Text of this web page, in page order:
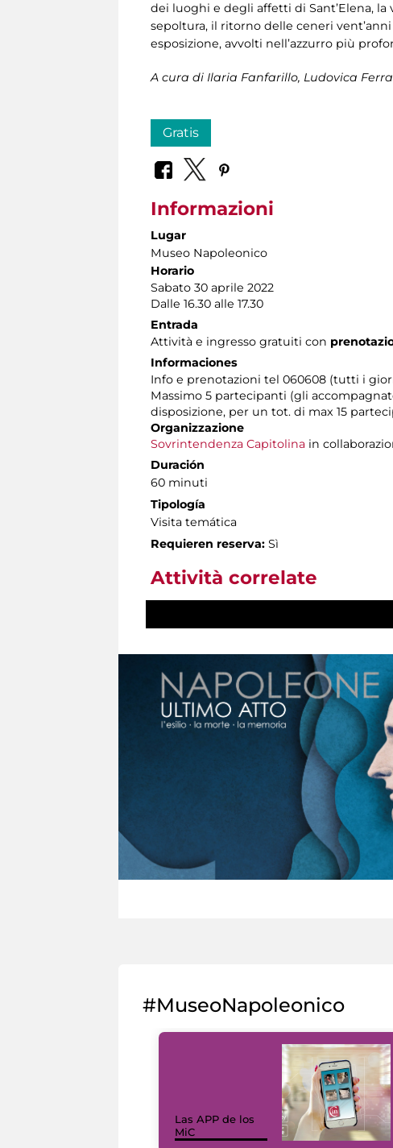
dei luoghi e degli affetti di Sant’Elena, la
sepoltura, il ritorno delle ceneri
esposizione, avvolti nell’azzurro più
A cura di Ilaria Fanfarillo, Ludovica
Gratis
Informazioni
Lugar
Museo Napoleonico
Horario
Sabato 30 aprile 2022
Dalle 16.30 alle 17.30
Entrada
Attività e ingresso gratuiti con
Informaciones
Info e prenotazioni tel 060608 (tutti i
Massimo 5 partecipanti (gli
disposizione, per un tot. di max 15
Organizzazione
Sovrintendenza Capitolina in
Duración
60 minuti
Tipología
Visita temática
Requieren reserva: Sì
Attività correlate
#MuseoNapoleonico
Las APP de los
MiC